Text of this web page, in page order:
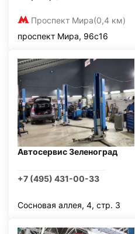
Проспект Мира(0,4 км)
проспект Мира, 96с16
Автосервис Зеленоград
+7 (495) 431-00-33
Сосновая аллея, 4, стр. 3